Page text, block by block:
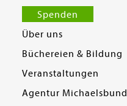
Spenden
Über uns
Büchereien & Bildung
Veranstaltungen
Agentur Michaelsbund